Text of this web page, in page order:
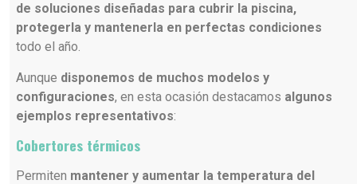
de soluciones diseñadas para cubrir la piscina,
protegerla y mantenerla en perfectas condiciones
todo el año.
Aunque disponemos de muchos modelos y
configuraciones, en esta ocasión destacamos algunos
ejemplos representativos:
Cobertores térmicos
Permiten mantener y aumentar la temperatura del